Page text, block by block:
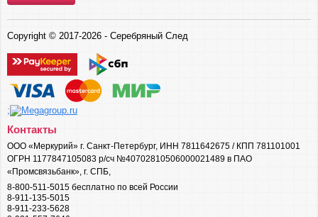
Copyright © 2017-2026 - Серебряный След
;
Контакты
ООО «Меркурий» г. Санкт-Петербург, ИНН 7811642675 / КПП 781101001
ОГРН 1177847105083 р/сч №40702810506000021489 в ПАО
«Промсвязьбанк», г. СПБ,
8-800-511-5015 бесплатно по всей России
8-911-135-5015
8-911-233-5628